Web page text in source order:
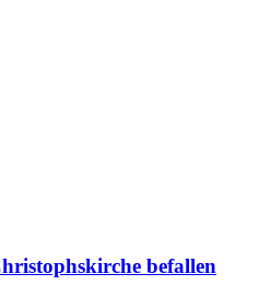
befallen